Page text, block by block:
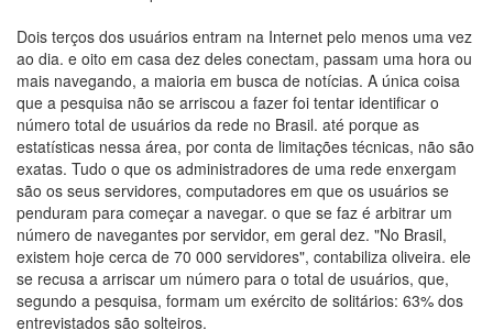
Dois terços dos usuários entram na Internet pelo menos uma vez
ao dia. e oito em casa dez deles conectam, passam uma hora ou
mais navegando, a maioria em busca de notícias. A única coisa
que a pesquisa não se arriscou a fazer foi tentar identificar o
número total de usuários da rede no Brasil. até porque as
estatísticas nessa área, por conta de limitações técnicas, não são
exatas. Tudo o que os administradores de uma rede enxergam
são os seus servidores, computadores em que os usuários se
penduram para começar a navegar. o que se faz é arbitrar um
número de navegantes por servidor, em geral dez. "No Brasil,
existem hoje cerca de 70 000 servidores", contabiliza oliveira. ele
se recusa a arriscar um número para o total de usuários, que,
segundo a pesquisa, formam um exército de solitários: 63% dos
entrevistados são solteiros.